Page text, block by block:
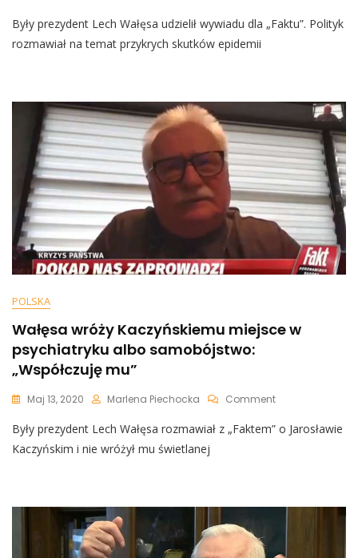
Chwile
Byłego
Za
Wyjazdami.
Pomagały
Dokładać
Do
Chlebka”
Były prezydent Lech Wałęsa udzielił wywiadu dla „Faktu”. Polityk
rozmawiał na temat przykrych skutków epidemii
POLSKA
Wałęsa wróży Kaczyńskiemu miejsce w
psychiatryku albo samobójstwo:
„Współczuję mu”
Maj 13, 2020 Marlena Piechocka CommentOn
Wróży
Albo
Samobójstwo:
Mu”
Były prezydent Lech Wałęsa rozmawiał z „Faktem” o Jarosławie
Kaczyńskim i nie wróżył mu świetlanej